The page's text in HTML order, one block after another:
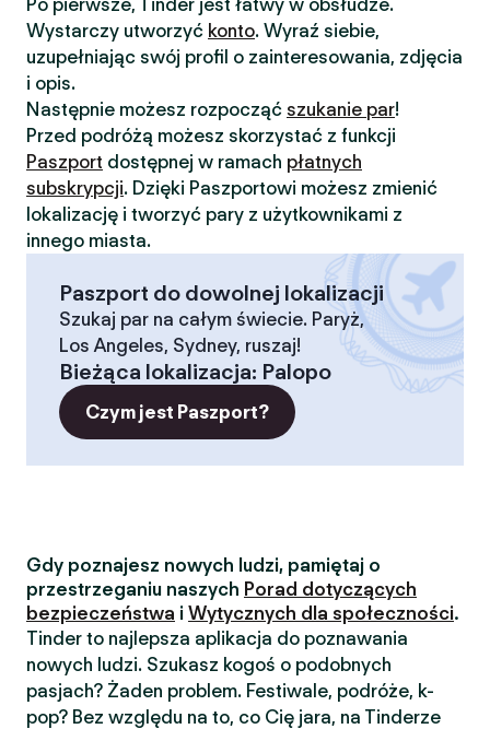
Po pierwsze, Tinder jest łatwy w obsłudze.
Wystarczy utworzyć konto. Wyraź siebie,
uzupełniając swój profil o zainteresowania, zdjęcia
i opis.
Następnie możesz rozpocząć szukanie par!
Przed podróżą możesz skorzystać z funkcji
Paszport dostępnej w ramach płatnych
subskrypcji. Dzięki Paszportowi możesz zmienić
lokalizację i tworzyć pary z użytkownikami z
innego miasta.
Paszport do dowolnej lokalizacji
Szukaj par na całym świecie. Paryż,
Los Angeles, Sydney, ruszaj!
Bieżąca lokalizacja: Palopo
Czym jest Paszport?
Gdy poznajesz nowych ludzi, pamiętaj o
przestrzeganiu naszych Porad dotyczących
bezpieczeństwa i Wytycznych dla społeczności.
Tinder to najlepsza aplikacja do poznawania
nowych ludzi. Szukasz kogoś o podobnych
pasjach? Żaden problem. Festiwale, podróże, k-
pop? Bez względu na to, co Cię jara, na Tinderze